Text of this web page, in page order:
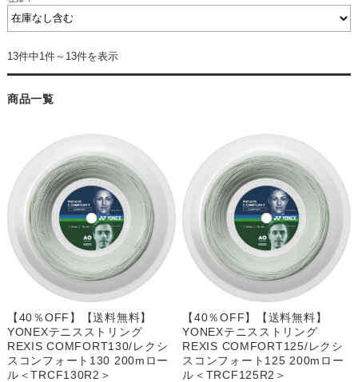
13件中1件～13件を表示
商品一覧
【40％OFF】【送料無料】
YONEXテニスストリング
REXIS COMFORT130/レクシ
スコンフォート130 200mロー
ル＜TRCF130R2＞
【40％OFF】【送料無料】
YONEXテニスストリング
REXIS COMFORT125/レクシ
スコンフォート125 200mロー
ル＜TRCF125R2＞